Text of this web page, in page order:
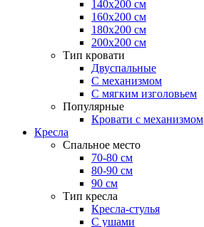
140х200 см
160х200 см
180х200 см
200х200 см
Тип кровати
Двуспальные
С механизмом
С мягким изголовьем
Популярные
Кровати с механизмом
Кресла
Спальное место
70-80 см
80-90 см
90 см
Тип кресла
Кресла-стулья
С ушами